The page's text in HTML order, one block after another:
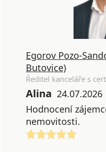
Egorov Pozo-
Butovice)
Ředitel kanceláře s
Alina 24.07.2026
Hodnocení
nemovitosti.